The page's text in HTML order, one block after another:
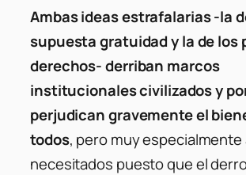
Ambas ideas estrafalarias -la
supuesta gratuidad y la de los
derechos- derriban marcos
institucionales civilizados y
perjudican gravemente el
todos, pero muy especialmente
necesitados puesto que el